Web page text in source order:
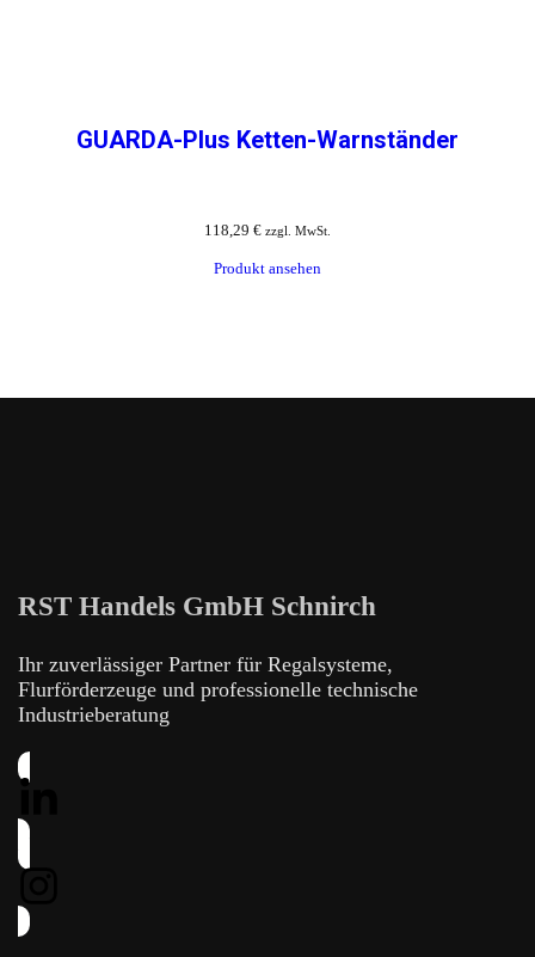
GUARDA-Plus Ketten-Warnständer
118,29 € zzgl. MwSt.
Produkt ansehen
RST Handels GmbH Schnirch
Ihr zuverlässiger Partner für Regalsysteme,
Flurförderzeuge und professionelle technische
Industrieberatung